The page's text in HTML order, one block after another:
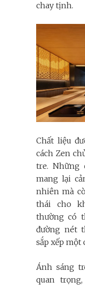
chay tịnh.
Chất liệu
cách Zen
tre. Những
mang lại
nhiên mà
thái cho
thường có
đường nét
sắp xếp một
Ánh sáng
quan